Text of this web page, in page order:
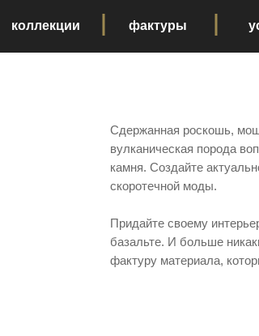
коллекции фактуры
Сдержанная роскошь,
вулканическая порода
камня. Создайте
скоротечной моды.
Придайте своему
базальте. И больше
фактуру материала,